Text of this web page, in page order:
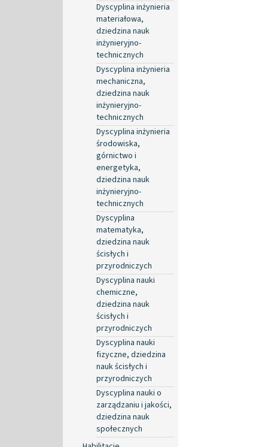
Dyscyplina inżynieria
materiałowa,
dziedzina nauk
inżynieryjno-
technicznych
Dyscyplina inżynieria
mechaniczna,
dziedzina nauk
inżynieryjno-
technicznych
Dyscyplina inżynieria
środowiska,
górnictwo i
energetyka,
dziedzina nauk
inżynieryjno-
technicznych
Dyscyplina
matematyka,
dziedzina nauk
ścisłych i
przyrodniczych
Dyscyplina nauki
chemiczne,
dziedzina nauk
ścisłych i
przyrodniczych
Dyscyplina nauki
fizyczne, dziedzina
nauk ścisłych i
przyrodniczych
Dyscyplina nauki o
zarządzaniu i jakości,
dziedzina nauk
społecznych